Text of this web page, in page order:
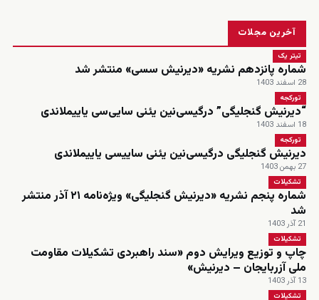
آخرین مجلات
تیتر یک
شماره پانزدهم نشریه «دیرنیش سسی» منتشر شد
28 اسفند 1403
تورکجه
“دیرنیش گنجلیگی” درگیسی‌نین یئنی سایی‌سی یاییملاندی
18 اسفند 1403
تورکجه
دیرنیش گنجلیگی درگیسی‌نین یئنی ساییسی یاییملاندی
27 بهمن 1403
تشکیلات
شماره پنجم نشریه «دیرنیش گنجلیگی» ویژه‌نامه ۲۱ آذر منتشر
شد
21 آذر 1403
تشکیلات
چاپ و توزیع ویرایش دوم «سند راهبردی تشکیلات مقاومت
ملی آزربایجان – دیرنیش»
13 آذر 1403
تشکیلات